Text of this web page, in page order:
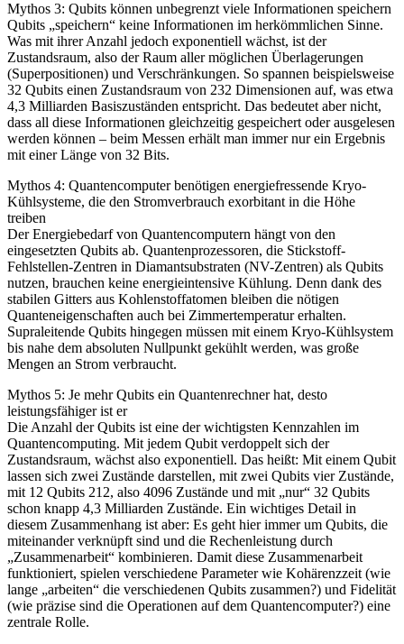
Mythos 3: Qubits können unbegrenzt viele Informationen speichern
Qubits „speichern“ keine Informationen im herkömmlichen Sinne.
Was mit ihrer Anzahl jedoch exponentiell wächst, ist der
Zustandsraum, also der Raum aller möglichen Überlagerungen
(Superpositionen) und Verschränkungen. So spannen beispielsweise
32 Qubits einen Zustandsraum von 232 Dimensionen auf, was etwa
4,3 Milliarden Basiszuständen entspricht. Das bedeutet aber nicht,
dass all diese Informationen gleichzeitig gespeichert oder ausgelesen
werden können – beim Messen erhält man immer nur ein Ergebnis
mit einer Länge von 32 Bits.
Mythos 4: Quantencomputer benötigen energiefressende Kryo-
Kühlsysteme, die den Stromverbrauch exorbitant in die Höhe
treiben
Der Energiebedarf von Quantencomputern hängt von den
eingesetzten Qubits ab. Quantenprozessoren, die Stickstoff-
Fehlstellen-Zentren in Diamantsubstraten (NV-Zentren) als Qubits
nutzen, brauchen keine energieintensive Kühlung. Denn dank des
stabilen Gitters aus Kohlenstoffatomen bleiben die nötigen
Quanteneigenschaften auch bei Zimmertemperatur erhalten.
Supraleitende Qubits hingegen müssen mit einem Kryo-Kühlsystem
bis nahe dem absoluten Nullpunkt gekühlt werden, was große
Mengen an Strom verbraucht.
Mythos 5: Je mehr Qubits ein Quantenrechner hat, desto
leistungsfähiger ist er
Die Anzahl der Qubits ist eine der wichtigsten Kennzahlen im
Quantencomputing. Mit jedem Qubit verdoppelt sich der
Zustandsraum, wächst also exponentiell. Das heißt: Mit einem Qubit
lassen sich zwei Zustände darstellen, mit zwei Qubits vier Zustände,
mit 12 Qubits 212, also 4096 Zustände und mit „nur“ 32 Qubits
schon knapp 4,3 Milliarden Zustände. Ein wichtiges Detail in
diesem Zusammenhang ist aber: Es geht hier immer um Qubits, die
miteinander verknüpft sind und die Rechenleistung durch
„Zusammenarbeit“ kombinieren. Damit diese Zusammenarbeit
funktioniert, spielen verschiedene Parameter wie Kohärenzzeit (wie
lange „arbeiten“ die verschiedenen Qubits zusammen?) und Fidelität
(wie präzise sind die Operationen auf dem Quantencomputer?) eine
zentrale Rolle.